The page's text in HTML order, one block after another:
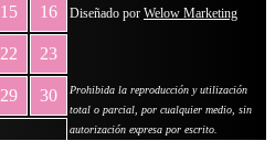
15 16
22 23
29 30
Diseñado por Welow Marketing
Prohibida la reproducción y utilización
total o parcial, por cualquier medio, sin
autorización expresa por escrito.